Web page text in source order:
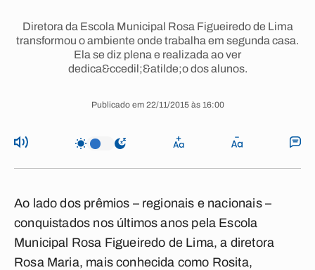
Diretora da Escola Municipal Rosa Figueiredo de Lima
transformou o ambiente onde trabalha em segunda casa.
Ela se diz plena e realizada ao ver
dedica&ccedil;&atilde;o dos alunos.
Publicado em 22/11/2015 às 16:00
Ao lado dos prêmios – regionais e nacionais –
conquistados nos últimos anos pela Escola
Municipal Rosa Figueiredo de Lima, a diretora
Rosa Maria, mais conhecida como Rosita,